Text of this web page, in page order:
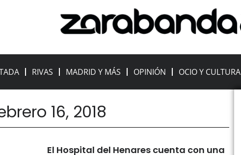
RIVAS MADRID Y MÁS OPINIÓN OCIO Y CULTURA
16, 2018
El Hospital del Henares cuenta con una